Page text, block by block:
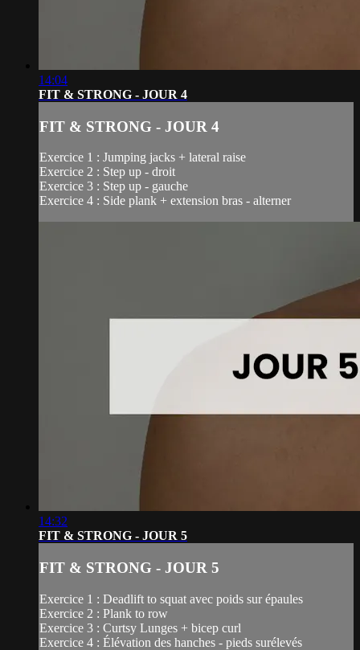
14:04
FIT & STRONG - JOUR 4
FIT & STRONG - JOUR 4
Exercice 1 : Jumping jacks + lateral raise
Exercice 2 : Step up - droit
Exercice 3 : Step up - gauche
Exercice 4 : Side plank + extension bras - alterner
14:32
FIT & STRONG - JOUR 5
FIT & STRONG - JOUR 5
Exercice 1 : Deadlift to squat avec poids sur épaules
Exercice 2 : Plank to row
Exercice 3 : Curtsy Lunges + bicep curl
Exercice 4 : Élévation des hanches - pieds surélevés